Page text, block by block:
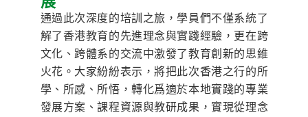
通過此次深度的培訓之旅，學員們不僅系統了
解了香港教育的先進理念與實踐經驗，更在跨
文化、跨體系的交流中激發了教育創新的思維
火花。大家紛紛表示，將把此次香港之行的所
學、所感、所悟，轉化爲適於本地實踐的專業
發展方案、課程資源與教研成果，實現從理念